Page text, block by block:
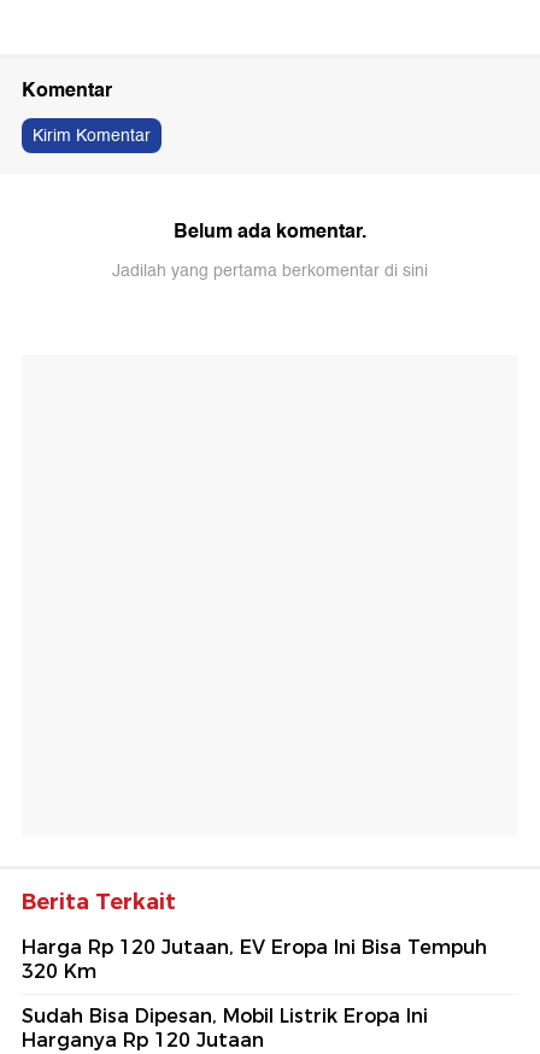
Komentar
Kirim Komentar
Belum ada komentar.
Jadilah yang pertama berkomentar di sini
Berita Terkait
Harga Rp 120 Jutaan, EV Eropa Ini Bisa Tempuh
320 Km
Sudah Bisa Dipesan, Mobil Listrik Eropa Ini
Harganya Rp 120 Jutaan